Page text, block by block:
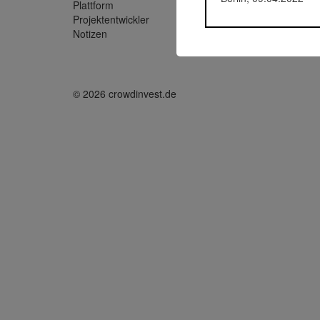
Plattform
Exporo
Projektentwickler
Notizen
© 2026 crowdinvest.de